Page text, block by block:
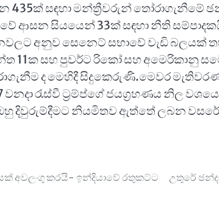
සඳහා මන්ත්‍රීවරුන් තෝරාගැනීමේ
ආසන සියයෙන් 33ක් සඳහා නීති
අනුව සෙනෙට් සභාවේ වැඩි බලයක්
11ක සහ පුවර්ට රිකෝ සහ අමෙරිකානු
ද මෙහිදී සිදුකෙරුණි.මෙවර
වනදා රැස්වී ට්‍රම්ප්ගේ ජයග්‍රහණය නිල
දිවුරුම්දීමට නියමිතව ඇත්තේ ලබන වසරේ
අවලංගු කරයි- ඉන්දියාවේ රතුකට්ට
උතුරේ